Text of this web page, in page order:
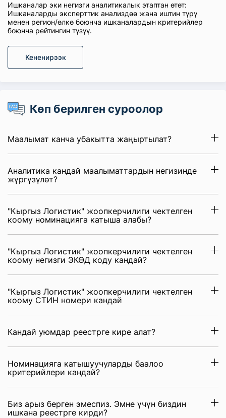
Ишканалар эки негизги аналитикалык этаптан өтөт:
Ишканаларды эксперттик анализдөө жана иштин түрү
менен регион/өлкө боюнча ишканалардын критерийлер
боюнча рейтингин түзүү.
Кененирээк
Көп берилген суроолор
Маалымат канча убакытта жаңыртылат?
Аналитика кандай маалыматтардын негизинде
жүргүзүлөт?
"Кыргыз Логистик" жоопкерчилиги чектелген
коому номинацияга катыша алабы?
"Кыргыз Логистик" жоопкерчилиги чектелген
коому негизги ЭКӨД коду кандай?
"Кыргыз Логистик" жоопкерчилиги чектелген
коому СТИН номери кандай
Кандай уюмдар реестрге кире алат?
Номинацияга катышуучуларды баалоо
критерийлери кандай?
Биз арыз берген эмеспиз. Эмне үчүн биздин
ишкана реестрге кирди?